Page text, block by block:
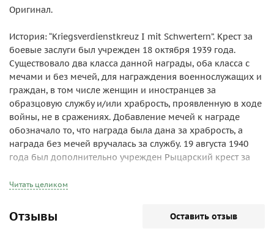
Оригинал.
История: “Kriegsverdienstkreuz I mit Schwertern”. Крест за
боевые заслуги был учрежден 18 октября 1939 года.
Существовало два класса данной награды, оба класса с
мечами и без мечей, для награждения военнослужащих и
граждан, в том числе женщин и иностранцев за
образцовую службу и/или храбрость, проявленную в ходе
войны, не в сражениях. Добавление мечей к награде
обозначало то, что награда была дана за храбрость, а
награда без мечей вручалась за службу. 19 августа 1940
года был дополнительно учрежден Рыцарский крест за
которые внесли значительный вклад в военные действия,
соотечественников и иностранных граждан за
исключительную службу.
Читать целиком
Отзывы Оставить отзыв